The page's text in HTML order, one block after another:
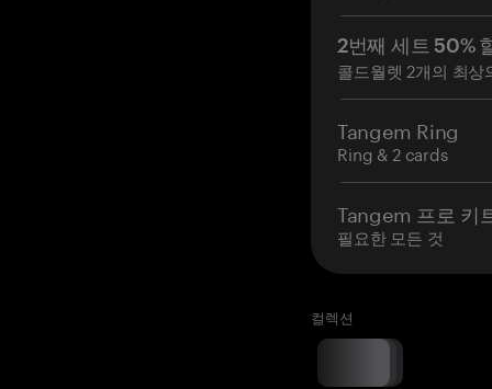
2번째 세트 50%
콜드월렛 2개의 최상
Tangem Ring
Ring & 2 cards
Tangem 프로 키
필요한 모든 것
컬렉션